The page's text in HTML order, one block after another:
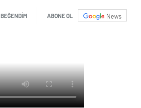
BEĞENDİM ABONE OL News